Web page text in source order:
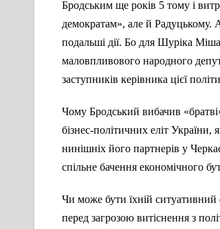
Бродським ще років 5 тому і
демократам», але й Радуцькому.
подальші дії. Бо для Шуріка
маловпливового народного
заступників керівника цієї
Чому Бродський вибачив
бізнес-політичних еліт
нинішніх його партнерів у
спільне бачення економічного
Чи може бути їхній ситуативний
перед загрозою витіснення з